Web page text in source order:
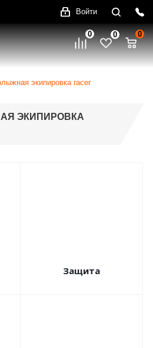
Войти
0 0 0
экипировка racer
ЭКИПИРОВКА
Защита